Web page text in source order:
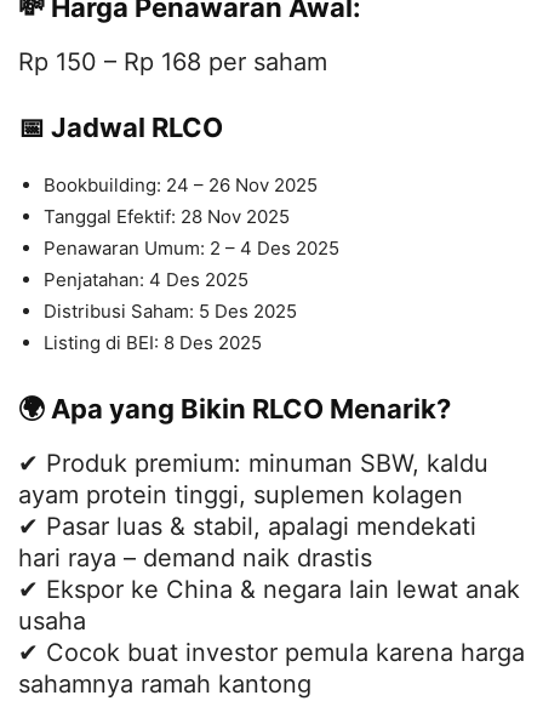
💸 Harga Penawaran Awal:
Rp 150 – Rp 168 per saham
📅 Jadwal RLCO
Bookbuilding: 24 – 26 Nov 2025
Tanggal Efektif: 28 Nov 2025
Penawaran Umum: 2 – 4 Des 2025
Penjatahan: 4 Des 2025
Distribusi Saham: 5 Des 2025
Listing di BEI: 8 Des 2025
🌍 Apa yang Bikin RLCO Menarik?
✔ Produk premium: minuman SBW, kaldu
ayam protein tinggi, suplemen kolagen
✔ Pasar luas & stabil, apalagi mendekati
hari raya – demand naik drastis
✔ Ekspor ke China & negara lain lewat anak
usaha
✔ Cocok buat investor pemula karena harga
sahamnya ramah kantong